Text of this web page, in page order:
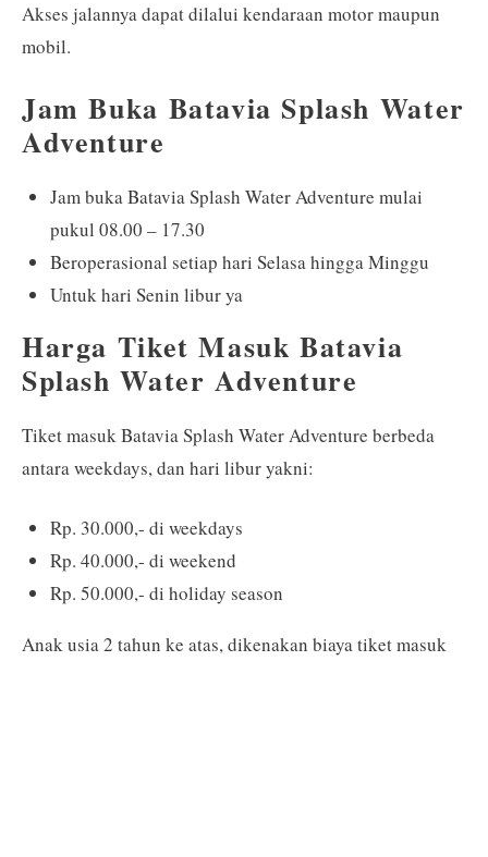
Akses jalannya dapat dilalui kendaraan motor maupun
mobil.
Jam Buka Batavia Splash Water
Adventure
Jam buka Batavia Splash Water Adventure mulai
pukul 08.00 – 17.30
Beroperasional setiap hari Selasa hingga Minggu
Untuk hari Senin libur ya
Harga Tiket Masuk Batavia
Splash Water Adventure
Tiket masuk Batavia Splash Water Adventure berbeda
antara weekdays, dan hari libur yakni:
Rp. 30.000,- di weekdays
Rp. 40.000,- di weekend
Rp. 50.000,- di holiday season
Anak usia 2 tahun ke atas, dikenakan biaya tiket masuk